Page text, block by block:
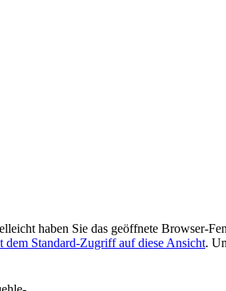
haben Sie das geöffnete Browser-
dem Standard-Zugriff auf diese Ansicht.